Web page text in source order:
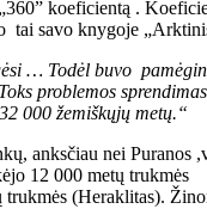
koeficientą .
savo knygoje
… Todėl buvo
oks problemos
000 žemiškųjų metų.“
anksčiau nei
12 000 metų trukmės
(Heraklitas).